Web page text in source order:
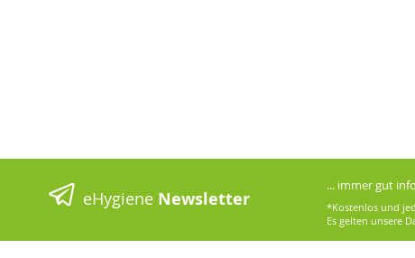
eHygiene Newsletter
... immer gut
*Kostenlos und
Es gelten unsere